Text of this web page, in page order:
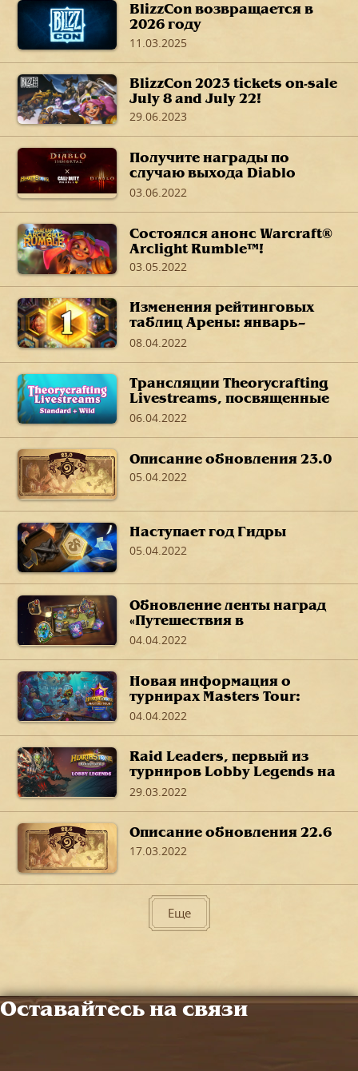
BlizzCon возвращается в
2026 году
11.03.2025
BlizzCon 2023 tickets on-sale
July 8 and July 22!
29.06.2023
Получите награды по
случаю выхода Diablo
Immortal в своих любимых
03.06.2022
Состоялся анонс Warcraft®
Arclight Rumble™!
03.05.2022
Изменения рейтинговых
таблиц Арены: январь–
март 2022 г.
08.04.2022
Трансляции Theorycrafting
Livestreams, посвященные
дополнению «Путешествие
06.04.2022
Описание обновления 23.0
05.04.2022
Наступает год Гидры
05.04.2022
Обновление ленты наград
«Путешествия в
Затонувший город»
04.04.2022
Новая информация о
турнирах Masters Tour:
«Путешествие в Затонувший
04.04.2022
Raid Leaders, первый из
турниров Lobby Legends на
полях сражений, пройдет
29.03.2022
Описание обновления 22.6
17.03.2022
Еще
Оставайтесь на связи